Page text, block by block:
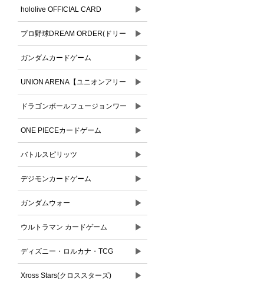
カードゲーム
hololive OFFICIAL CARD
GAME(ホロライブオフィシャルカ
ードゲーム)
▶
プロ野球DREAM ORDER(ドリー
ムオーダー)
▶
ガンダムカードゲーム ▶
UNION ARENA【ユニオンアリー
ナ】
▶
ドラゴンボールフュージョンワー
ルド
▶
ONE PIECEカードゲーム ▶
バトルスピリッツ ▶
デジモンカードゲーム ▶
ガンダムウォー ▶
ウルトラマン カードゲーム ▶
ディズニー・ロルカナ・TCG ▶
Xross Stars(クロススターズ) ▶